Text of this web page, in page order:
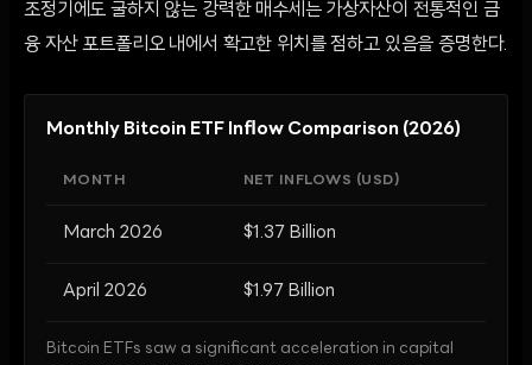
조정기에도 굴하지 않는 강력한 매수세는 가상자산이 전통적인 금
융 자산 포트폴리오 내에서 확고한 위치를 점하고 있음을 증명한다.
Monthly Bitcoin ETF Inflow Comparison (2026)
MONTH NET INFLOWS (USD)
March 2026 $1.37 Billion
April 2026 $1.97 Billion
Bitcoin ETFs saw a significant acceleration in capital